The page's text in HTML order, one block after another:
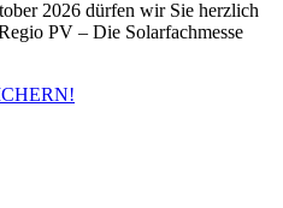
2026 dürfen wir Sie herzlich
PV – Die Solarfachmesse